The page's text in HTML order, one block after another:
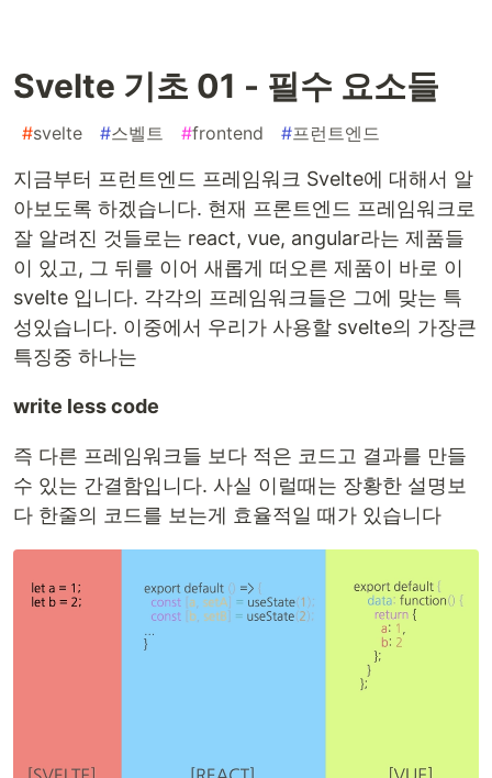
Svelte 기초 01 - 필수 요소들
#svelte #스벨트 #frontend #프런트엔드
지금부터 프런트엔드 프레임워크 Svelte에 대해서 알
아보도록 하겠습니다. 현재 프론트엔드 프레임워크로
잘 알려진 것들로는 react, vue, angular라는 제품들
이 있고, 그 뒤를 이어 새롭게 떠오른 제품이 바로 이
svelte 입니다. 각각의 프레임워크들은 그에 맞는 특
성있습니다. 이중에서 우리가 사용할 svelte의 가장큰
특징중 하나는
write less code
즉 다른 프레임워크들 보다 적은 코드고 결과를 만들
수 있는 간결함입니다. 사실 이럴때는 장황한 설명보
다 한줄의 코드를 보는게 효율적일 때가 있습니다